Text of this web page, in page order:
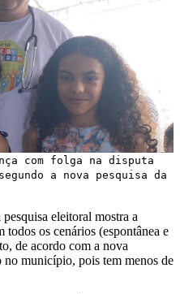
com folga na disputa
a nova pesquisa da
eleitoral mostra a
todos os cenários (espontânea e
de acordo com a nova
no município, pois tem menos de